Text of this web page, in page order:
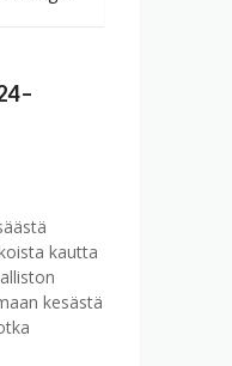
–
kautta
kesästä